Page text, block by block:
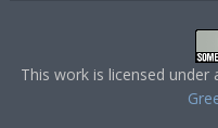
This work is licensed under